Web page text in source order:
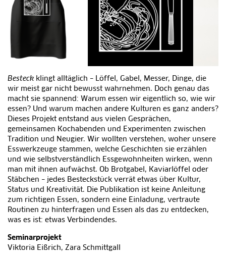
Besteck klingt alltäglich – Löffel, Gabel, Messer, Dinge, die
wir meist gar nicht bewusst wahrnehmen. Doch genau das
macht sie spannend: Warum essen wir eigentlich so, wie wir
essen? Und warum machen andere Kulturen es ganz anders?
Dieses Projekt entstand aus vielen Gesprächen,
gemeinsamen Kochabenden und Experimenten zwischen
Tradition und Neugier. Wir wollten verstehen, woher unsere
Esswerkzeuge stammen, welche Geschichten sie erzählen
und wie selbstverständlich Essgewohnheiten wirken, wenn
man mit ihnen aufwächst. Ob Brotgabel, Kaviarlöffel oder
Stäbchen – jedes Besteckstück verrät etwas über Kultur,
Status und Kreativität. Die Publikation ist keine Anleitung
zum richtigen Essen, sondern eine Einladung, vertraute
Routinen zu hinterfragen und Essen als das zu entdecken,
was es ist: etwas Verbindendes.
Seminarprojekt
Viktoria Eißrich, Zara Schmittgall